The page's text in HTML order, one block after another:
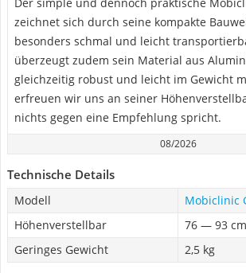
zeichnet sich durch seine kompakte
besonders schmal und leicht
überzeugt zudem sein Material aus
gleichzeitig robust und leicht im Gewicht
erfreuen wir uns an seiner
nichts gegen eine Empfehlung spricht.
08/2026
Technische Details
Modell
Mobiclinic
Höhenverstellbar
76 — 93 cm
Geringes Gewicht
2,5 kg